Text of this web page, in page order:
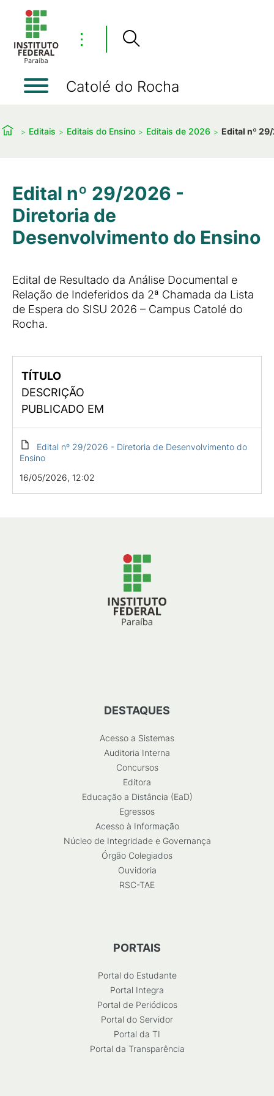
⋮
Catolé do Rocha
Editais Editais do Ensino Editais de 2026 Edital nº
Edital nº 29/2026 -
Diretoria de
Desenvolvimento do Ensino
Edital de Resultado da Análise Documental e
Relação de Indeferidos da 2ª Chamada da Lista
de Espera do SISU 2026 – Campus Catolé do
Rocha.
TÍTULO
DESCRIÇÃO
PUBLICADO EM
Edital nº 29/2026 - Diretoria de Desenvolvimento do
Ensino
16/05/2026, 12:02
DESTAQUES
Acesso a Sistemas
Auditoria Interna
Concursos
Editora
Educação a Distância (EaD)
Egressos
Acesso à Informação
Núcleo de Integridade e Governança
Órgão Colegiados
Ouvidoria
RSC-TAE
PORTAIS
Portal do Estudante
Portal Integra
Portal de Periódicos
Portal do Servidor
Portal da TI
Portal da Transparência